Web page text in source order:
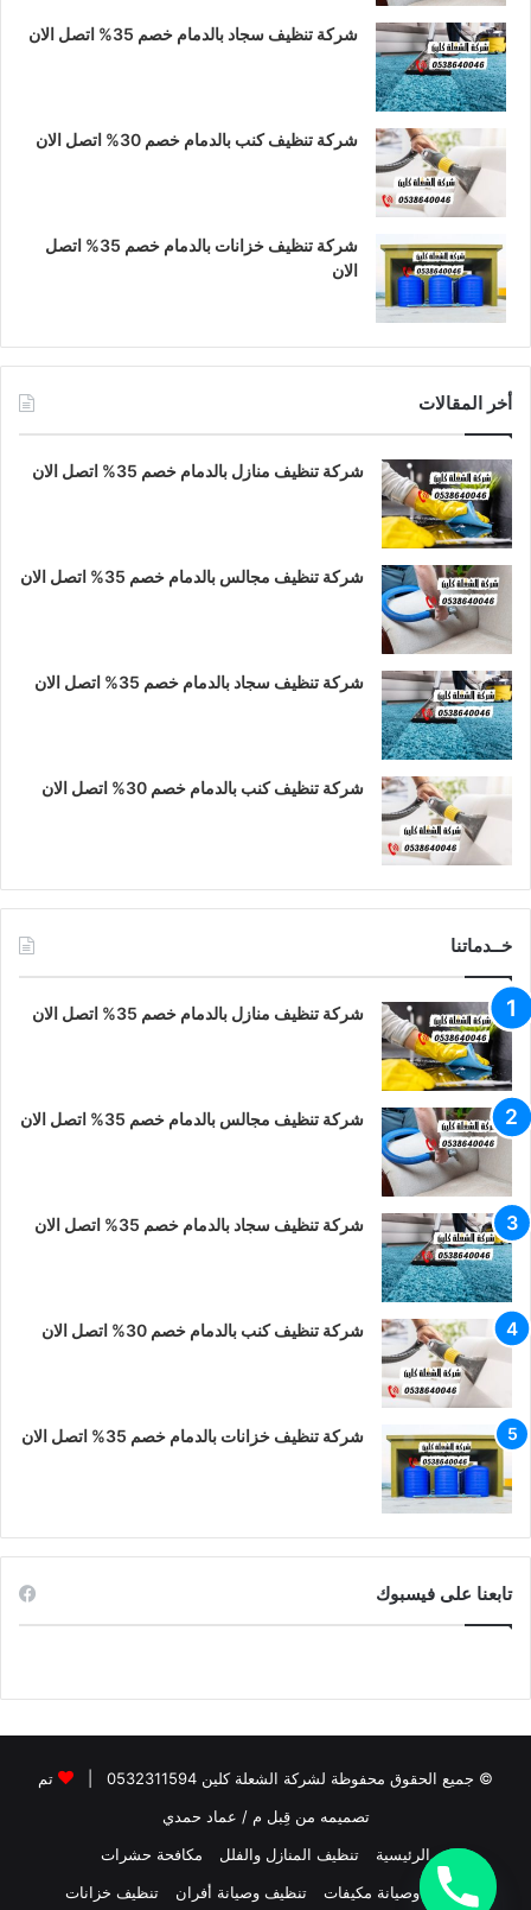
شركة تنظيف سجاد بالدمام خصم 35% اتصل الان
شركة تنظيف كنب بالدمام خصم 30% اتصل الان
شركة تنظيف خزانات بالدمام خصم 35% اتصل
الان
أخر المقالات
شركة تنظيف منازل بالدمام خصم 35% اتصل الان
شركة تنظيف مجالس بالدمام خصم 35% اتصل الان
شركة تنظيف سجاد بالدمام خصم 35% اتصل الان
شركة تنظيف كنب بالدمام خصم 30% اتصل الان
خــدماتنا
شركة تنظيف منازل بالدمام خصم 35% اتصل الان
شركة تنظيف مجالس بالدمام خصم 35% اتصل الان
شركة تنظيف سجاد بالدمام خصم 35% اتصل الان
شركة تنظيف كنب بالدمام خصم 30% اتصل الان
شركة تنظيف خزانات بالدمام خصم 35% اتصل الان
تابعنا على فيسبوك
© جميع الحقوق محفوظة لشركة الشعلة كلين 0532311594 |
تم
تصميمه من قِبل م / عماد حمدي
الرئيسية
تنظيف المنازل والفلل
مكافحة حشرات
تنظيف وصيانة مكيفات
تنظيف وصيانة أفران تنظيف خزانات